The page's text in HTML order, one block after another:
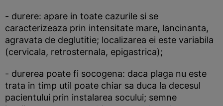
- durere: apare in toate cazurile si se
caracterizeaza prin intensitate mare, lancinanta,
agravata de deglutitie; localizarea ei este variabila
(cervicala, retrosternala, epigastrica);
- durerea poate fi socogena: daca plaga nu este
trata in timp util poate chiar sa duca la decesul
pacientului prin instalarea socului; semne